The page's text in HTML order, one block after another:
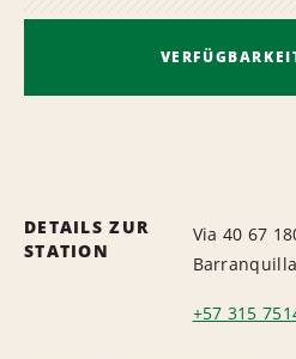
DETAILS ZUR
STATION
Via 40 67
+57 315